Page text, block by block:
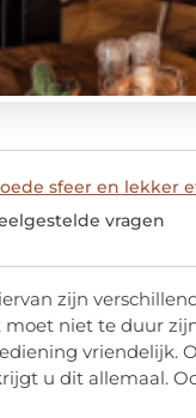
sfeer en lekker
vragen
zijn
niet te duur
u dit allemaal.